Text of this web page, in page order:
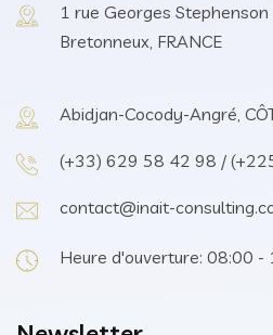
1 rue Georges
Bretonneux, FRANCE
Abidjan-Cocody-Angré,
(+33) 629 58 42 98 /
contact@inait-
Heure d'ouverture: 08:00 -